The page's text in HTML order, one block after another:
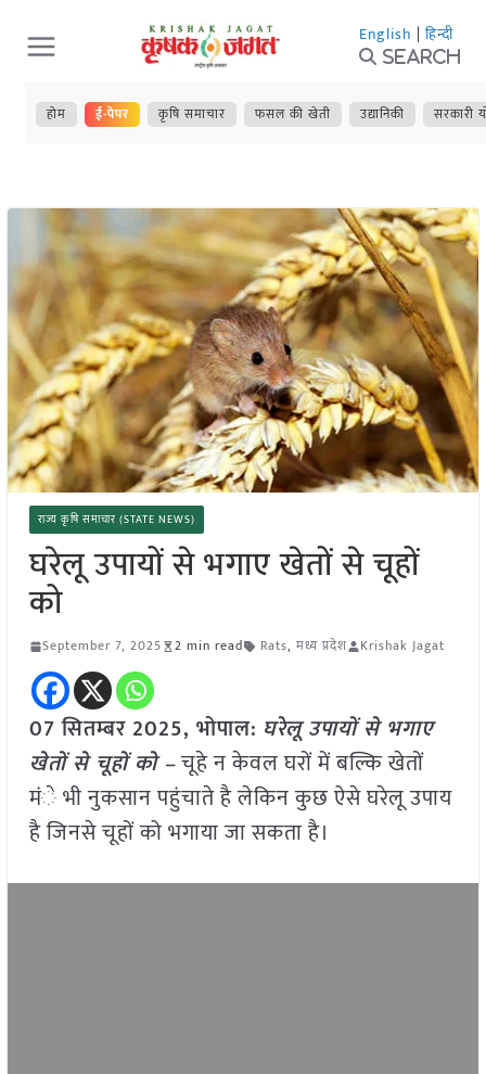
Skip
to
content
English | हिन्दी
Search
होम ई-पेपर कृषि समाचार फसल की खेती उद्यानिकी सरकारी
राज्य कृषि समाचार (STATE NEWS)
घरेलू उपायों से भगाए खेतों से चूहों
को
September 7, 2025 2 min read Rats, मध्य प्रदेश Krishak Jagat
07 सितम्बर 2025, भोपाल: घरेलू उपायों से भगाए
खेतों से चूहों को –चूहे न केवल घरों में बल्कि खेतों
मंे भी नुकसान पहुंचाते है लेकिन कुछ ऐसे घरेलू उपाय
है जिनसे चूहों को भगाया जा सकता है।